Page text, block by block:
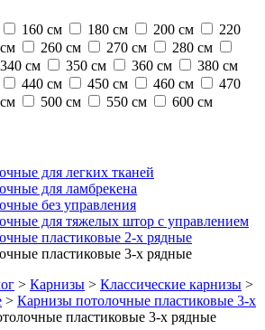
160 см 180 см 200 см
220
260 см 270 см
280 см
340 см 350 см 360 см
380 см
440 см 450 см 460 см
470
500 см 550 см 600 см
для легких тканей
для ламбрекена
без управления
для тяжелых штор с управлением
пластиковые 2-х рядные
пластиковые 3-х рядные
> Карнизы > Классические карнизы >
> Карнизы потолочные пластиковые 3-х
пластиковые 3-х рядные